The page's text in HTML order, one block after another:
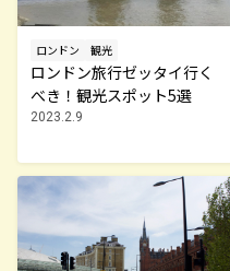
ロンドン 観光
ロンドン旅行ゼッタイ行く
べき！観光スポット5選
2023.2.9